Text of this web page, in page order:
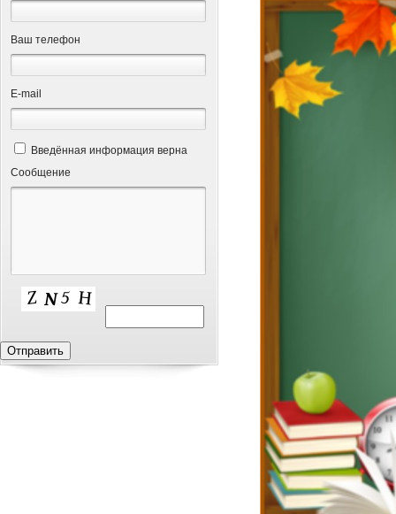
Ваш телефон
Е-mail
Введённая информация верна
Сообщение